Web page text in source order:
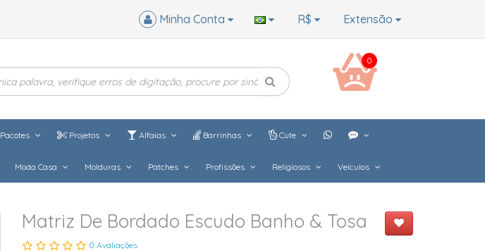
Extensão
R$
Minha Conta
0
Pacotes Projetos Alfaias Barrinhas Cute
Moda Casa Molduras Patches Profissões Religiosos Veículos
Matriz De Bordado Escudo Banho & Tosa
0 Avaliações